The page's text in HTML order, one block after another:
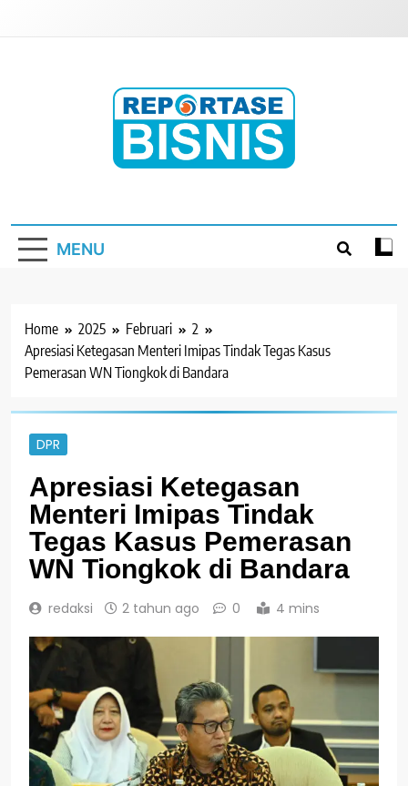
MENU
Home 2025 Februari
2
Apresiasi Ketegasan Menteri Imipas Tindak Tegas Kasus
Pemerasan WN Tiongkok di Bandara
DPR
Apresiasi Ketegasan
Menteri Imipas Tindak
Tegas Kasus Pemerasan
WN Tiongkok di Bandara
redaksi 2 tahun ago 0 4 mins